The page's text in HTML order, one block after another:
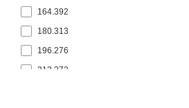
164.392
180.313
196.276
212.272